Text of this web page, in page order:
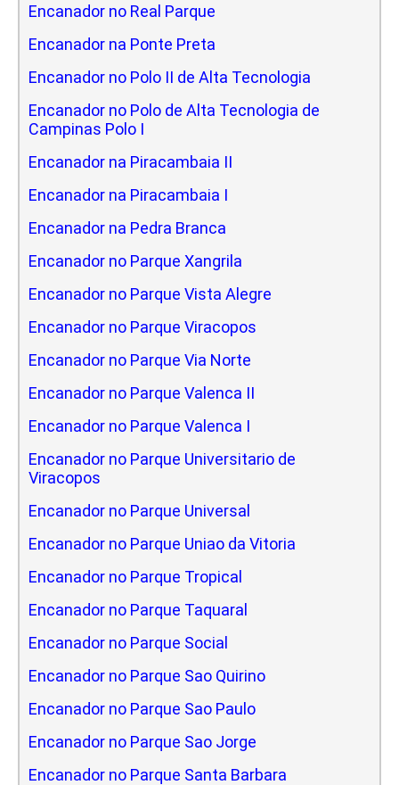
Encanador no Real Parque
Encanador na Ponte Preta
Encanador no Polo II de Alta Tecnologia
Encanador no Polo de Alta Tecnologia de
Campinas Polo I
Encanador na Piracambaia II
Encanador na Piracambaia I
Encanador na Pedra Branca
Encanador no Parque Xangrila
Encanador no Parque Vista Alegre
Encanador no Parque Viracopos
Encanador no Parque Via Norte
Encanador no Parque Valenca II
Encanador no Parque Valenca I
Encanador no Parque Universitario de
Viracopos
Encanador no Parque Universal
Encanador no Parque Uniao da Vitoria
Encanador no Parque Tropical
Encanador no Parque Taquaral
Encanador no Parque Social
Encanador no Parque Sao Quirino
Encanador no Parque Sao Paulo
Encanador no Parque Sao Jorge
Encanador no Parque Santa Barbara